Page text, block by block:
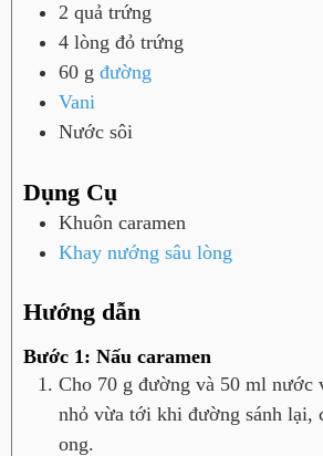
2 quả trứng
4 lòng đỏ trứng
60 g đường
Vani
Nước sôi
Dụng Cụ
Khuôn caramen
Khay nướng sâu lòng
Hướng dẫn
Bước 1: Nấu caramen
Cho 70 g đường và 50 ml nước
nhỏ vừa tới khi đường sánh lại,
ong.